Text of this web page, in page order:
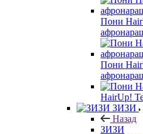
Пони
Пони
HairUp!
ЗИЗИ
Назад
ЗИЗИ